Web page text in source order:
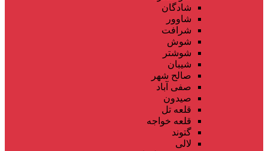
شادگان
شاوور
شرافت
شوش
شوشتر
شیبان
صالح شهر
صفی آباد
صیدون
قلعه تل
قلعه خواجه
گتوند
لالی